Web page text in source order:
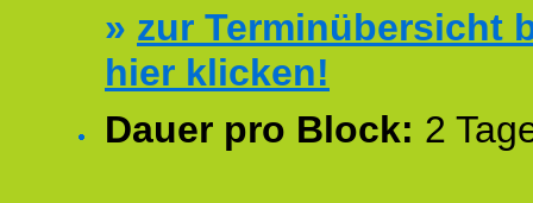
» zur Terminübersicht
hier klicken!
Dauer pro Block: 2